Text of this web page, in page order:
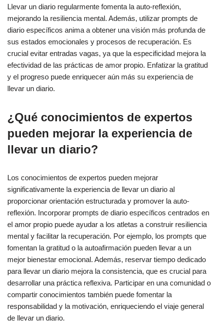
Llevar un diario regularmente fomenta la auto-reflexión,
mejorando la resiliencia mental. Además, utilizar prompts de
diario específicos anima a obtener una visión más profunda de
sus estados emocionales y procesos de recuperación. Es
crucial evitar entradas vagas, ya que la especificidad mejora la
efectividad de las prácticas de amor propio. Enfatizar la gratitud
y el progreso puede enriquecer aún más su experiencia de
llevar un diario.
¿Qué conocimientos de expertos
pueden mejorar la experiencia de
llevar un diario?
Los conocimientos de expertos pueden mejorar
significativamente la experiencia de llevar un diario al
proporcionar orientación estructurada y promover la auto-
reflexión. Incorporar prompts de diario específicos centrados en
el amor propio puede ayudar a los atletas a construir resiliencia
mental y facilitar la recuperación. Por ejemplo, los prompts que
fomentan la gratitud o la autoafirmación pueden llevar a un
mejor bienestar emocional. Además, reservar tiempo dedicado
para llevar un diario mejora la consistencia, que es crucial para
desarrollar una práctica reflexiva. Participar en una comunidad o
compartir conocimientos también puede fomentar la
responsabilidad y la motivación, enriqueciendo el viaje general
de llevar un diario.